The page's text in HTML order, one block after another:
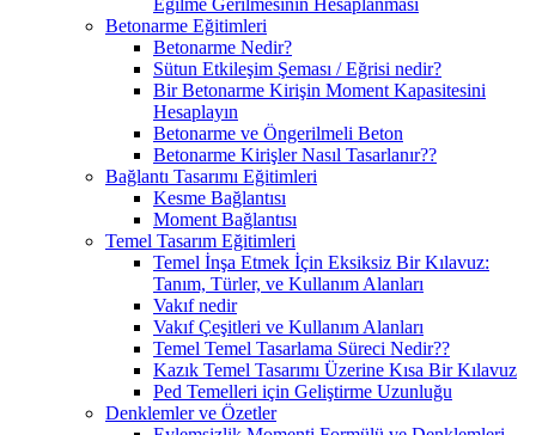
Eğilme Gerilmesinin Hesaplanması
Betonarme Eğitimleri
Betonarme Nedir?
Sütun Etkileşim Şeması / Eğrisi nedir?
Bir Betonarme Kirişin Moment Kapasitesini
Hesaplayın
Betonarme ve Öngerilmeli Beton
Betonarme Kirişler Nasıl Tasarlanır??
Bağlantı Tasarımı Eğitimleri
Kesme Bağlantısı
Moment Bağlantısı
Temel Tasarım Eğitimleri
Temel İnşa Etmek İçin Eksiksiz Bir Kılavuz:
Tanım, Türler, ve Kullanım Alanları
Vakıf nedir
Vakıf Çeşitleri ve Kullanım Alanları
Temel Temel Tasarlama Süreci Nedir??
Kazık Temel Tasarımı Üzerine Kısa Bir Kılavuz
Ped Temelleri için Geliştirme Uzunluğu
Denklemler ve Özetler